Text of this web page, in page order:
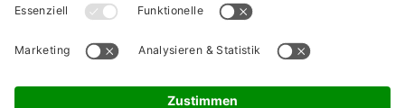
Eine Vielzahl von Kunden unterschiedlichster Branchen vertraut
Jetzt Kontakt aufnehmen!